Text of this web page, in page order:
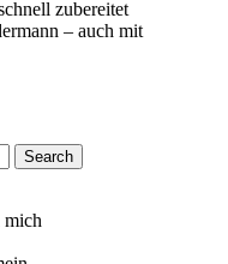
zubereitet
– auch mit
Search
mich